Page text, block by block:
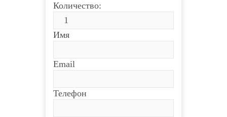
Количество:
Имя
Email
Телефон